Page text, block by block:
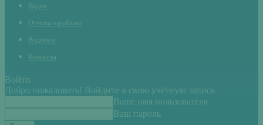
Видео
Отчеты о рыбалке
Водоемы
Контакты
Войти
Добро пожаловать! Войдите в свою учётную запись
Ваше имя пользователя
Ваш пароль